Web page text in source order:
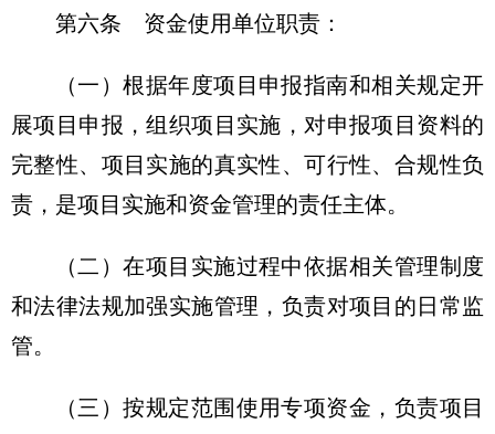
第六条 资金使用单位职责：
（一）根据年度项目申报指南和相关规定开
展项目申报，组织项目实施，对申报项目资料的
完整性、项目实施的真实性、可行性、合规性负
责，是项目实施和资金管理的责任主体。
（二）在项目实施过程中依据相关管理制度
和法律法规加强实施管理，负责对项目的日常监
管。
（三）按规定范围使用专项资金，负责项目